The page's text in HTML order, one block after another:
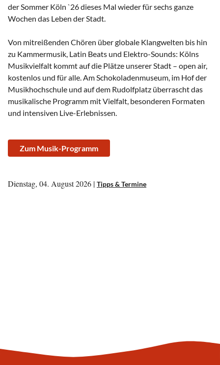
der Sommer Köln `26 dieses Mal wieder für sechs ganze
Wochen das Leben der Stadt.
Von mitreißenden Chören über globale Klangwelten bis hin
zu Kammermusik, Latin Beats und Elektro-Sounds: Kölns
Musikvielfalt kommt auf die Plätze unserer Stadt – open air,
kostenlos und für alle. Am Schokoladenmuseum, im Hof der
Musikhochschule und auf dem Rudolfplatz überrascht das
musikalische Programm mit Vielfalt, besonderen Formaten
und intensiven Live-Erlebnissen.
Zum Musik-Programm
Dienstag, 04. August 2026 | Tipps & Termine